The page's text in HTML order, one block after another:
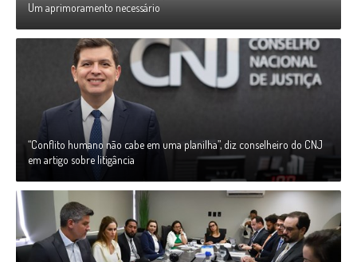
Um aprimoramento necessário
“Conflito humano não cabe em uma planilha”, diz conselheiro do CNJ
em artigo sobre litigância